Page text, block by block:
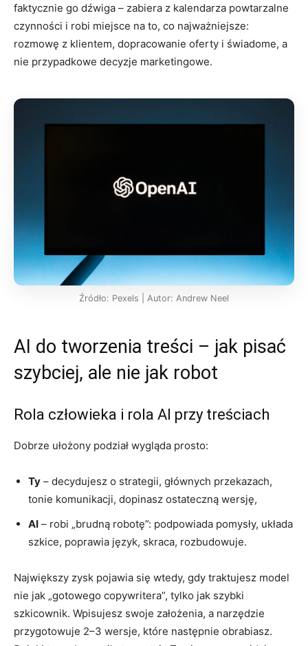
faktycznie go dźwiga – zabiera z kalendarza powtarzalne
czynności i robi miejsce na to, co najważniejsze:
rozmowę z klientem, dopracowanie oferty i świadome, a
nie przypadkowe decyzje marketingowe.
Źródło: Pexels | Autor: Andrew Neel
AI do tworzenia treści – jak pisać
szybciej, ale nie jak robot
Rola człowieka i rola AI przy treściach
Dobrze ułożony podział wygląda prosto:
Ty – decydujesz o strategii, głównych przekazach,
tonie komunikacji, dopinasz ostateczną wersję,
AI – robi „brudną robotę”: podpowiada pomysły, układa
szkice, poprawia język, skraca, rozbudowuje.
Największy zysk pojawia się wtedy, gdy traktujesz model
nie jak „gotowego copywritera”, tylko jak szybki
szkicownik. Wpisujesz swoje założenia, a narzędzie
przygotowuje 2–3 wersje, które następnie obrabiasz.